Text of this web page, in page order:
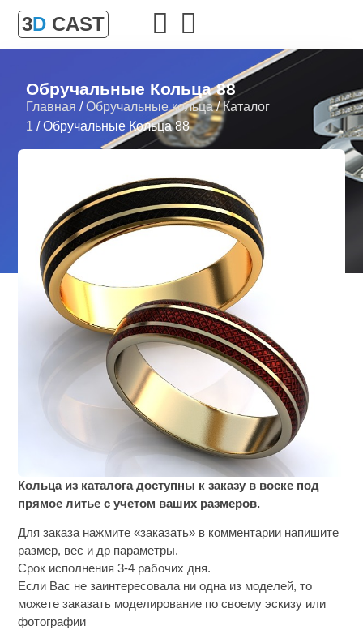
3D CAST
Обручальные Кольца 88
Главная /Обручальные кольца/Каталог
1 / Обручальные Кольца 88
Кольца из каталога доступны к заказу в воске под
прямое литье с учетом ваших размеров.
Для заказа нажмите «заказать» в комментарии напишите
размер, вес и др параметры.
Срок исполнения 3-4 рабочих дня.
Если Вас не заинтересовала ни одна из моделей, то
можете заказать моделирование по своему эскизу или
фотографии